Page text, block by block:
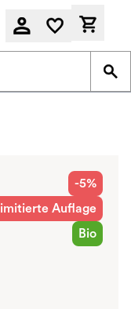
-5%
Auflage
Bio